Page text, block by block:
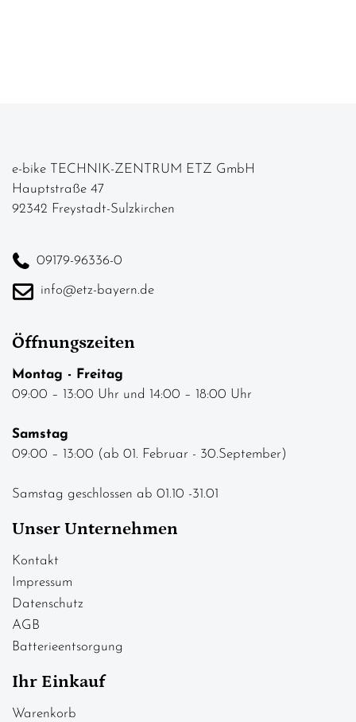
e-bike TECHNIK-ZENTRUM ETZ GmbH
Hauptstraße 47
92342 Freystadt-Sulzkirchen
09179-96336-0
info@etz-bayern.de
Öffnungszeiten
Montag - Freitag
09:00 – 13:00 Uhr und 14:00 – 18:00 Uhr
Samstag
09:00 – 13:00 (ab 01. Februar - 30.September)
Samstag geschlossen ab 01.10 -31.01
Unser Unternehmen
Kontakt
Impressum
Datenschutz
AGB
Batterieentsorgung
Ihr Einkauf
Warenkorb